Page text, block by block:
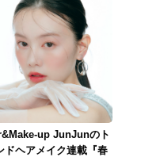
up JunJunのト
ドヘアメイク連載『春